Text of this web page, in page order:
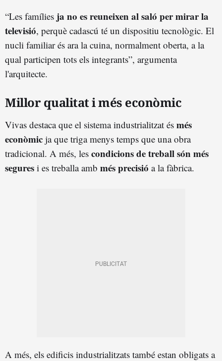
“Les famílies ja no es reuneixen al saló per mirar la
televisió, perquè cadascú té un dispositiu tecnològic. El
nucli familiar és ara la cuina, normalment oberta, a la
qual participen tots els integrants”, argumenta
l'arquitecte.
Millor qualitat i més econòmic
Vivas destaca que el sistema industrialitzat és més
econòmic ja que triga menys temps que una obra
tradicional. A més, les condicions de treball són més
segures i es treballa amb més precisió a la fàbrica.
A més, els edificis industrialitzats també estan obligats a